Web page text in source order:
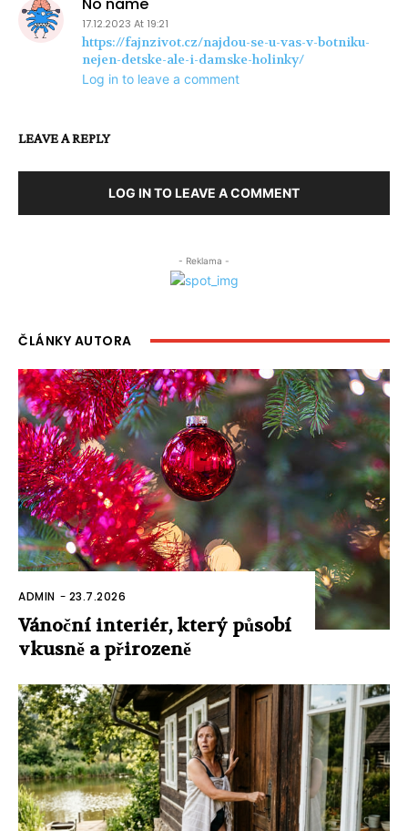
17.12.2023 At 19:21
https://fajnzivot.cz/najdou-se-u-vas-v-botniku-
nejen-detske-ale-i-damske-holinky/
Log in to leave a comment
LEAVE A REPLY
LOG IN TO LEAVE A COMMENT
- Reklama -
ČLÁNKY AUTORA
ADMIN - 23.7.2026
Vánoční interiér, který působí
vkusně a přirozeně